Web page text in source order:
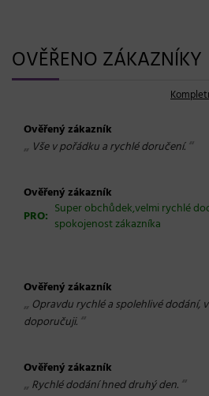
OVĚŘENO ZÁKAZNÍKY
Ověřený zákazník
„ Vše v pořádku a rychlé doručení.“
Ověřený zákazník
PRO: Super obchůdek,velmi rychlé
spokojenost zákazníka
Ověřený zákazník
„ Opravdu rychlé a spolehlivé dodání,
doporučuji. “
Ověřený zákazník
„ Rychlé dodání hned druhý den. “